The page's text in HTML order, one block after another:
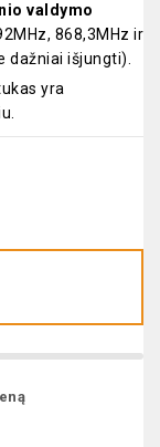
valdymo
868,3MHz ir
dažniai išjungti).
yra